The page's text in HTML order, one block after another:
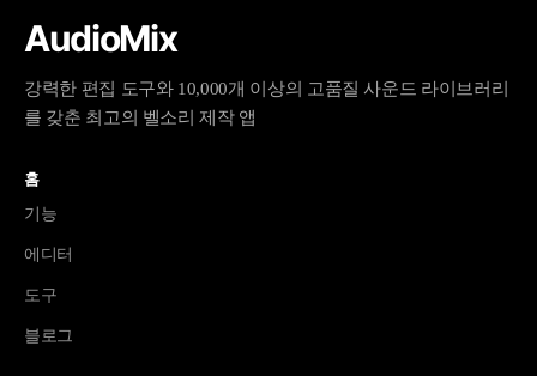
AudioMix
강력한 편집 도구와 10,000개 이상의 고품질 사운드 라이브러리
를 갖춘 최고의 벨소리 제작 앱
홈
기능
에디터
도구
블로그